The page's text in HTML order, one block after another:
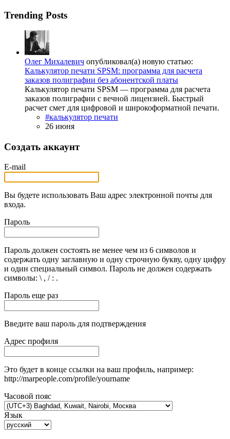
Trending Posts
Олег Михалевич опубликовал(а) новую статью:
Калькулятор печати SPSM: программа для расчета
заказов полиграфии без абонентской платы
Калькулятор печати SPSM — программа для расчета
заказов полиграфии с вечной лицензией. Быстрый
расчет смет для цифровой и широкоформатной печати.
#калькулятор печати
26 июня
Создать аккаунт
E-mail
Вы будете использовать Ваш адрес электронной почты для
входа.
Пароль
Пароль должен состоять не менее чем из 6 символов и
содержать одну заглавную и одну строчную букву, одну цифру
и один специальный символ. Пароль не должен содержать
символы: \ , / : .
Пароль еще раз
Введите ваш пароль для подтверждения
Адрес профиля
Это будет в конце ссылки на ваш профиль, например:
http://marpeople.com/profile/yourname
Часовой пояс
Язык